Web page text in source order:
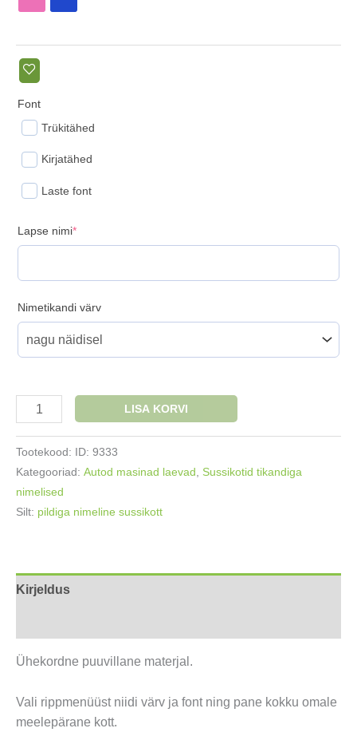
Font
Trükitähed
Kirjatähed
Laste font
Lapse nimi*(required)
Nimetikandi värv
Nimega
sussikott
LISA KORVI
Tootekood: ID: 9333
Kategooriad: Autod masinad laevad, Sussikotid tikandiga
nimelised
Silt: pildiga nimeline sussikott
Kirjeldus
Ühekordne puuvillane materjal.
Vali rippmenüüst niidi värv ja font ning pane kokku omale
meelepärane kott.